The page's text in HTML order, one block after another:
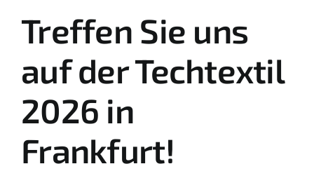
Startseite
News & Termine
Newsletter
Stellenangebote
Treffen Sie uns
auf der Techtextil
2026 in
Frankfurt!